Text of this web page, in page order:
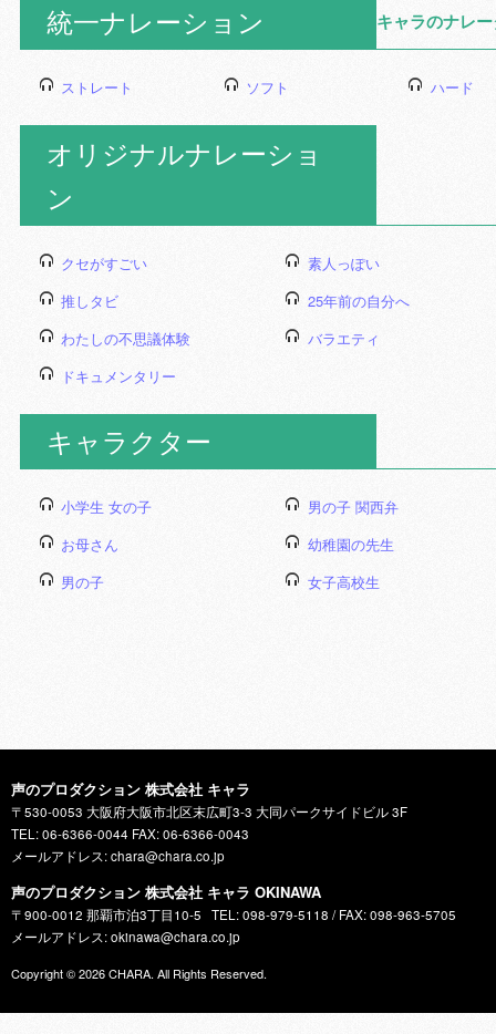
統一ナレーション キャラのナレ
ストレート ソフト ハード
オリジナルナレーショ
ン
クセがすごい
素人っぽい
推しタビ
25年前の自分へ
わたしの不思議体験
バラエティ
ドキュメンタリー
キャラクター
小学生 女の子
男の子 関西弁
お母さん
幼稚園の先生
男の子
女子高校生
声のプロダクション 株式会社 キャラ
〒530-0053 大阪府大阪市北区末広町3-3 大同パークサイドビル 3F
TEL: 06-6366-0044 FAX: 06-6366-0043
メールアドレス: chara@chara.co.jp
声のプロダクション 株式会社 キャラ OKINAWA
〒900-0012 那覇市泊3丁目10-5
TEL: 098-979-5118 / FAX: 098-963-5705
メールアドレス: okinawa@chara.co.jp
Copyright © 2026CHARA. All Rights Reserved.